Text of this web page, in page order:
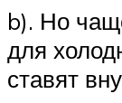
b). Но
для
ставят